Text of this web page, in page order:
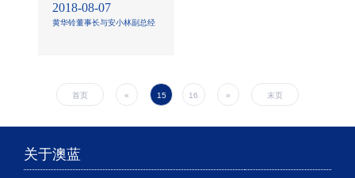
2018-08-07
黄华铃董事长与安小林副总经
首页 « 15 16 » 末页
关于澳蓝